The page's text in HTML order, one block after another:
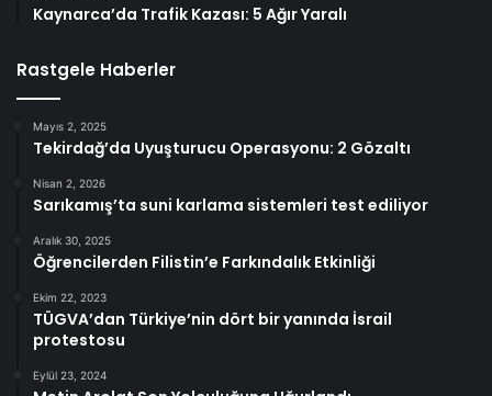
Kaynarca’da Trafik Kazası: 5 Ağır Yaralı
Rastgele Haberler
Mayıs 2, 2025
Tekirdağ’da Uyuşturucu Operasyonu: 2 Gözaltı
Nisan 2, 2026
Sarıkamış’ta suni karlama sistemleri test ediliyor
Aralık 30, 2025
Öğrencilerden Filistin’e Farkındalık Etkinliği
Ekim 22, 2023
TÜGVA’dan Türkiye’nin dört bir yanında İsrail
protestosu
Eylül 23, 2024